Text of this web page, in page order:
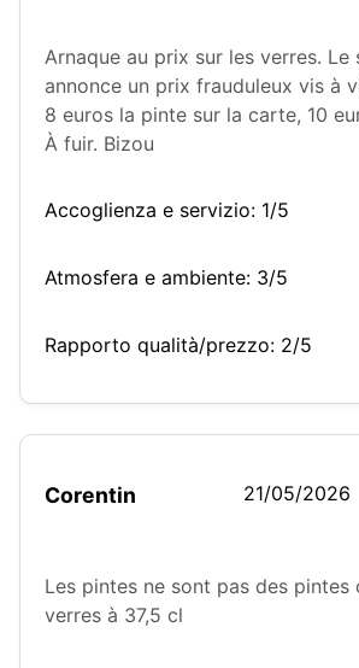
Arnaque au prix sur les verres. Le
annonce un prix frauduleux vis à
8 euros la pinte sur la carte, 10
À fuir. Bizou
Accoglienza e servizio: 1/5
Atmosfera e ambiente: 3/5
Rapporto qualità/prezzo: 2/5
Corentin 21/05/2026
Les pintes ne sont pas des pintes
verres à 37,5 cl